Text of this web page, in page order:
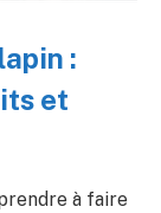
:
et
à faire